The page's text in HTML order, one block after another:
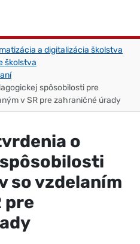
a digitalizácia školstva
školstva
spôsobilosti pre
v SR pre zahraničné úrady
o
so vzdelaním
pre